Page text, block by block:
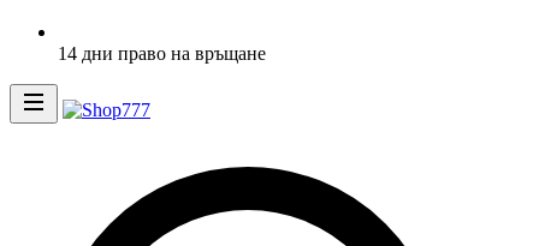
14 дни право на връщане